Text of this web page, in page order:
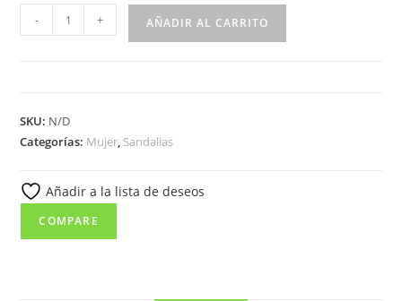
Sandalia
de
modelo
46334
- + AÑADIR AL CARRITO
SKU: N/D
Categorías: Mujer, Sandalias
Añadir a la lista de deseos
COMPARE